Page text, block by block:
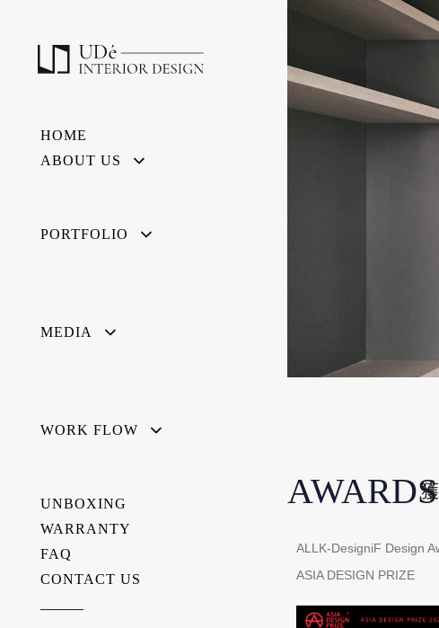
HOME
ABOUT US
PORTFOLIO
MEDIA
WORK FLOW
UNBOXING
WARRANTY
FAQ
CONTACT US
———
AWARDS
ALL K-DesigniF Design
ASIA DESIGN PRIZE